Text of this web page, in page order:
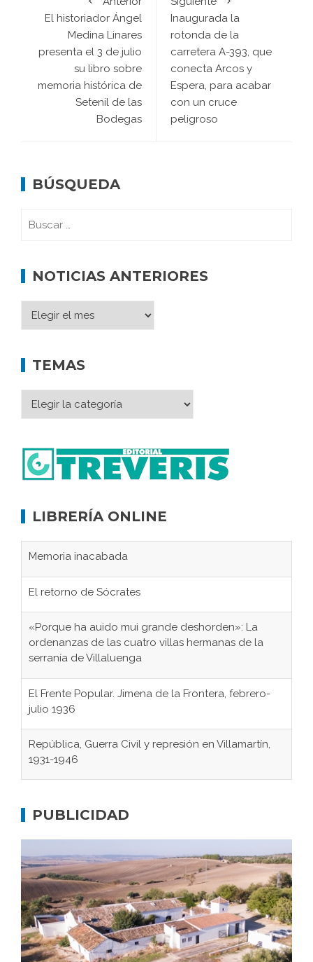
El historiador Ángel
Medina Linares
presenta el 3 de julio
su libro sobre
memoria histórica de
Setenil de las
Bodegas
Inaugurada la
rotonda de la
carretera A-393, que
conecta Arcos y
Espera, para acabar
con un cruce
peligroso
BÚSQUEDA
NOTICIAS ANTERIORES
TEMAS
LIBRERÍA ONLINE
Memoria inacabada
El retorno de Sócrates
«Porque ha auido mui grande deshorden»: La
ordenanzas de las cuatro villas hermanas de la
serranía de Villaluenga
El Frente Popular. Jimena de la Frontera, febrero-
julio 1936
República, Guerra Civil y represión en Villamartín,
1931-1946
concentración nazis
Bornos
El Frente Popular. Ubrique, febrero-julio 1936
Juntar las letras. La alfabetización en el campo: del
afán de saber a la autogestión
PUBLICIDAD